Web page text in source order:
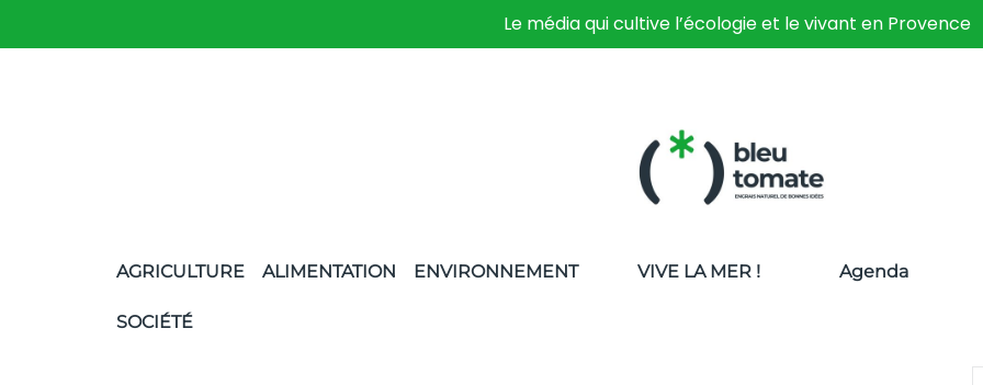
Le média qui cultive l’écologie et le vivant en Provence
AGRICULTURE ALIMENTATION ENVIRONNEMENT
SOCIÉTÉ
VIVE LA MER ! Agenda